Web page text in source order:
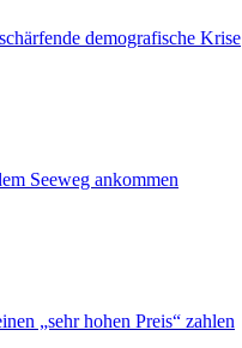
demografische Krise
Seeweg ankommen
„sehr hohen Preis“ zahlen